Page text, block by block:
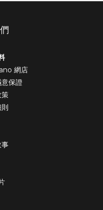
網店
保證
策
事